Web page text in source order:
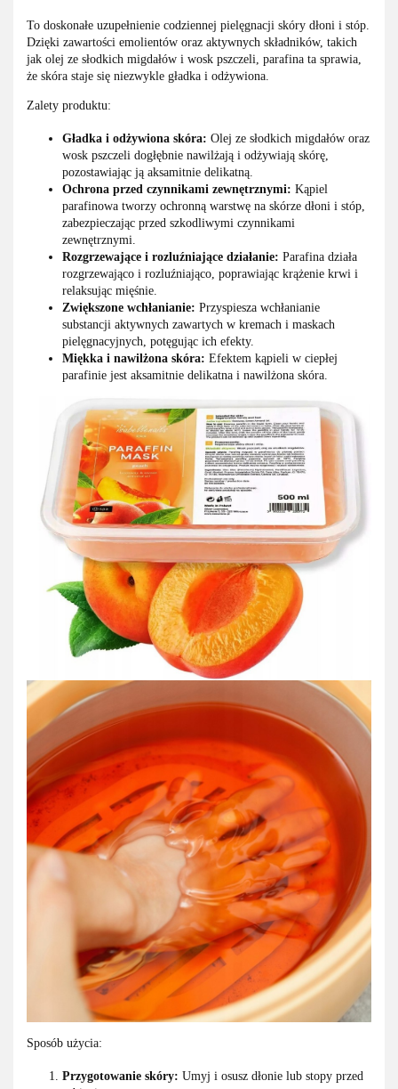
To doskonałe uzupełnienie codziennej pielęgnacji skóry dłoni i stóp.
Dzięki zawartości emolientów oraz aktywnych składników, takich
jak olej ze słodkich migdałów i wosk pszczeli, parafina ta sprawia,
że skóra staje się niezwykle gładka i odżywiona.
Zalety produktu:
Gładka i odżywiona skóra: Olej ze słodkich migdałów oraz
wosk pszczeli dogłębnie nawilżają i odżywiają skórę,
pozostawiając ją aksamitnie delikatną.
Ochrona przed czynnikami zewnętrznymi: Kąpiel
parafinowa tworzy ochronną warstwę na skórze dłoni i stóp,
zabezpieczając przed szkodliwymi czynnikami
zewnętrznymi.
Rozgrzewające i rozluźniające działanie: Parafina działa
rozgrzewająco i rozluźniająco, poprawiając krążenie krwi i
relaksując mięśnie.
Zwiększone wchłanianie: Przyspiesza wchłanianie
substancji aktywnych zawartych w kremach i maskach
pielęgnacyjnych, potęgując ich efekty.
Miękka i nawilżona skóra: Efektem kąpieli w ciepłej
parafinie jest aksamitnie delikatna i nawilżona skóra.
Sposób użycia:
Przygotowanie skóry: Umyj i osusz dłonie lub stopy przed